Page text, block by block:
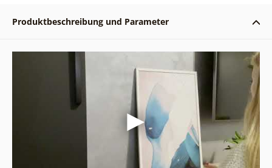
Produktbeschreibung und Parameter